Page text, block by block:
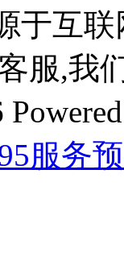
于互
服,我
服务